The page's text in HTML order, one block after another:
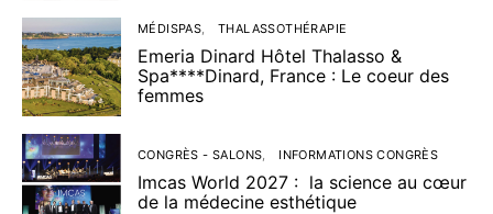
MÉDISPAS THALASSOTHÉRAPIE
Emeria Dinard Hôtel Thalasso &
Spa****Dinard, France : Le coeur des
femmes
CONGRÈS - SALONS INFORMATIONS CONGRÈS
Imcas World 2027 : la science au cœur
de la médecine esthétique